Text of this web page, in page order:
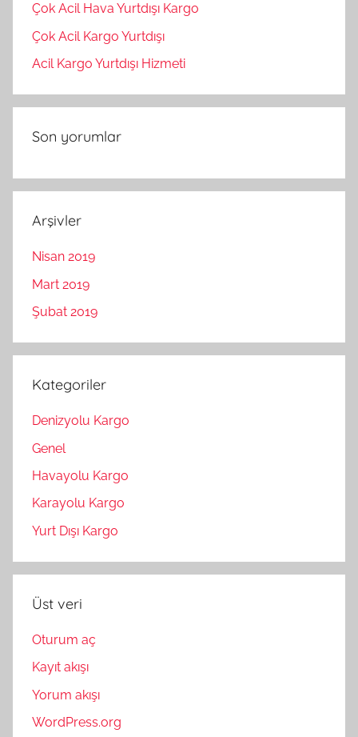
Çok Acil Hava Yurtdışı Kargo
Çok Acil Kargo Yurtdışı
Acil Kargo Yurtdışı Hizmeti
Son yorumlar
Arşivler
Nisan 2019
Mart 2019
Şubat 2019
Kategoriler
Denizyolu Kargo
Genel
Havayolu Kargo
Karayolu Kargo
Yurt Dışı Kargo
Üst veri
Oturum aç
Kayıt akışı
Yorum akışı
WordPress.org